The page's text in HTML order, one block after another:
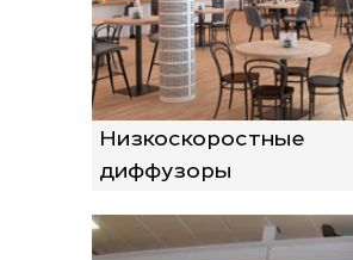
Низкоскоростные
диффузоры